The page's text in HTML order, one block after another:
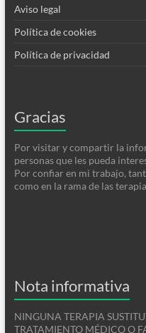
Aviso legal
Política de cookies
Política de privacidad
Gracias
Por visitar y compartir la
personas que les pueda
Por confiar en mi trabajo,
como en la rama de las
Nota informativa
NINGUNA TERAPIA
TRATAMIENTO MÉDICO O